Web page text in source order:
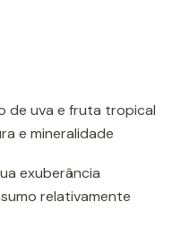
de uva e fruta tropical
e mineralidade
exuberância
relativamente